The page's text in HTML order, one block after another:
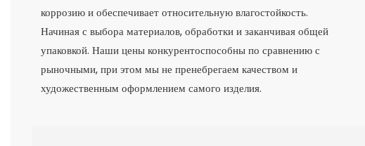
коррозию и обеспечивает относительную влагостойкость.
Начиная с выбора материалов, обработки и заканчивая общей
упаковкой. Наши цены конкурентоспособны по сравнению с
рыночными, при этом мы не пренебрегаем качеством и
художественным оформлением самого изделия.